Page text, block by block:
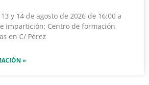
y 14 de agosto de 2026 de 16:00 a
impartición: Centro de formación
en C/ Pérez
»